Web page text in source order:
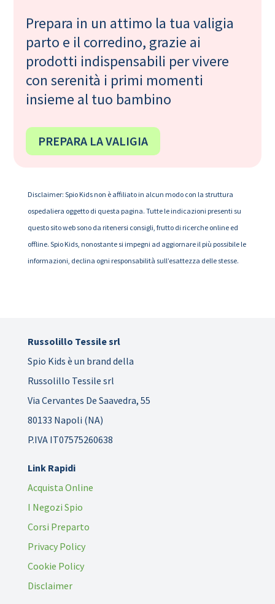
Prepara in un attimo la tua valigia
parto e il corredino, grazie ai
prodotti indispensabili per vivere
con serenità i primi momenti
insieme al tuo bambino
PREPARA LA VALIGIA
Disclaimer: Spio Kids non è affiliato in alcun modo con la struttura
ospedaliera oggetto di questa pagina. Tutte le indicazioni presenti su
questo sito web sono da ritenersi consigli, frutto di ricerche online ed
offline. Spio Kids, nonostante si impegni ad aggiornare il più possibile le
informazioni, declina ogni responsabilità sull’esattezza delle stesse.
Russolillo Tessile srl
Spio Kids è un brand della
Russolillo Tessile srl
Via Cervantes De Saavedra, 55
80133 Napoli (NA)
P.IVA IT07575260638
Link Rapidi
Acquista Online
I Negozi Spio
Corsi Preparto
Privacy Policy
Cookie Policy
Disclaimer